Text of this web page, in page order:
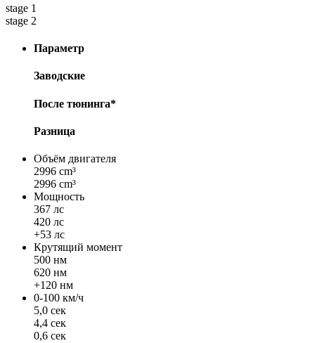
stage 1
stage 2
Параметр
Заводские
После тюнинга*
Разница
Объём двигателя
2996 cm³
2996 cm³
Мощность
367 лс
420 лс
+53 лс
Крутящий момент
500 нм
620 нм
+120 нм
0-100 км/ч
5,0 сек
4,4 сек
0,6 сек